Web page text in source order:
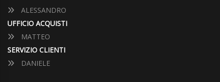
ALESSANDRO
UFFICIO ACQUISTI
MATTEO
SERVIZIO CLIENTI
DANIELE